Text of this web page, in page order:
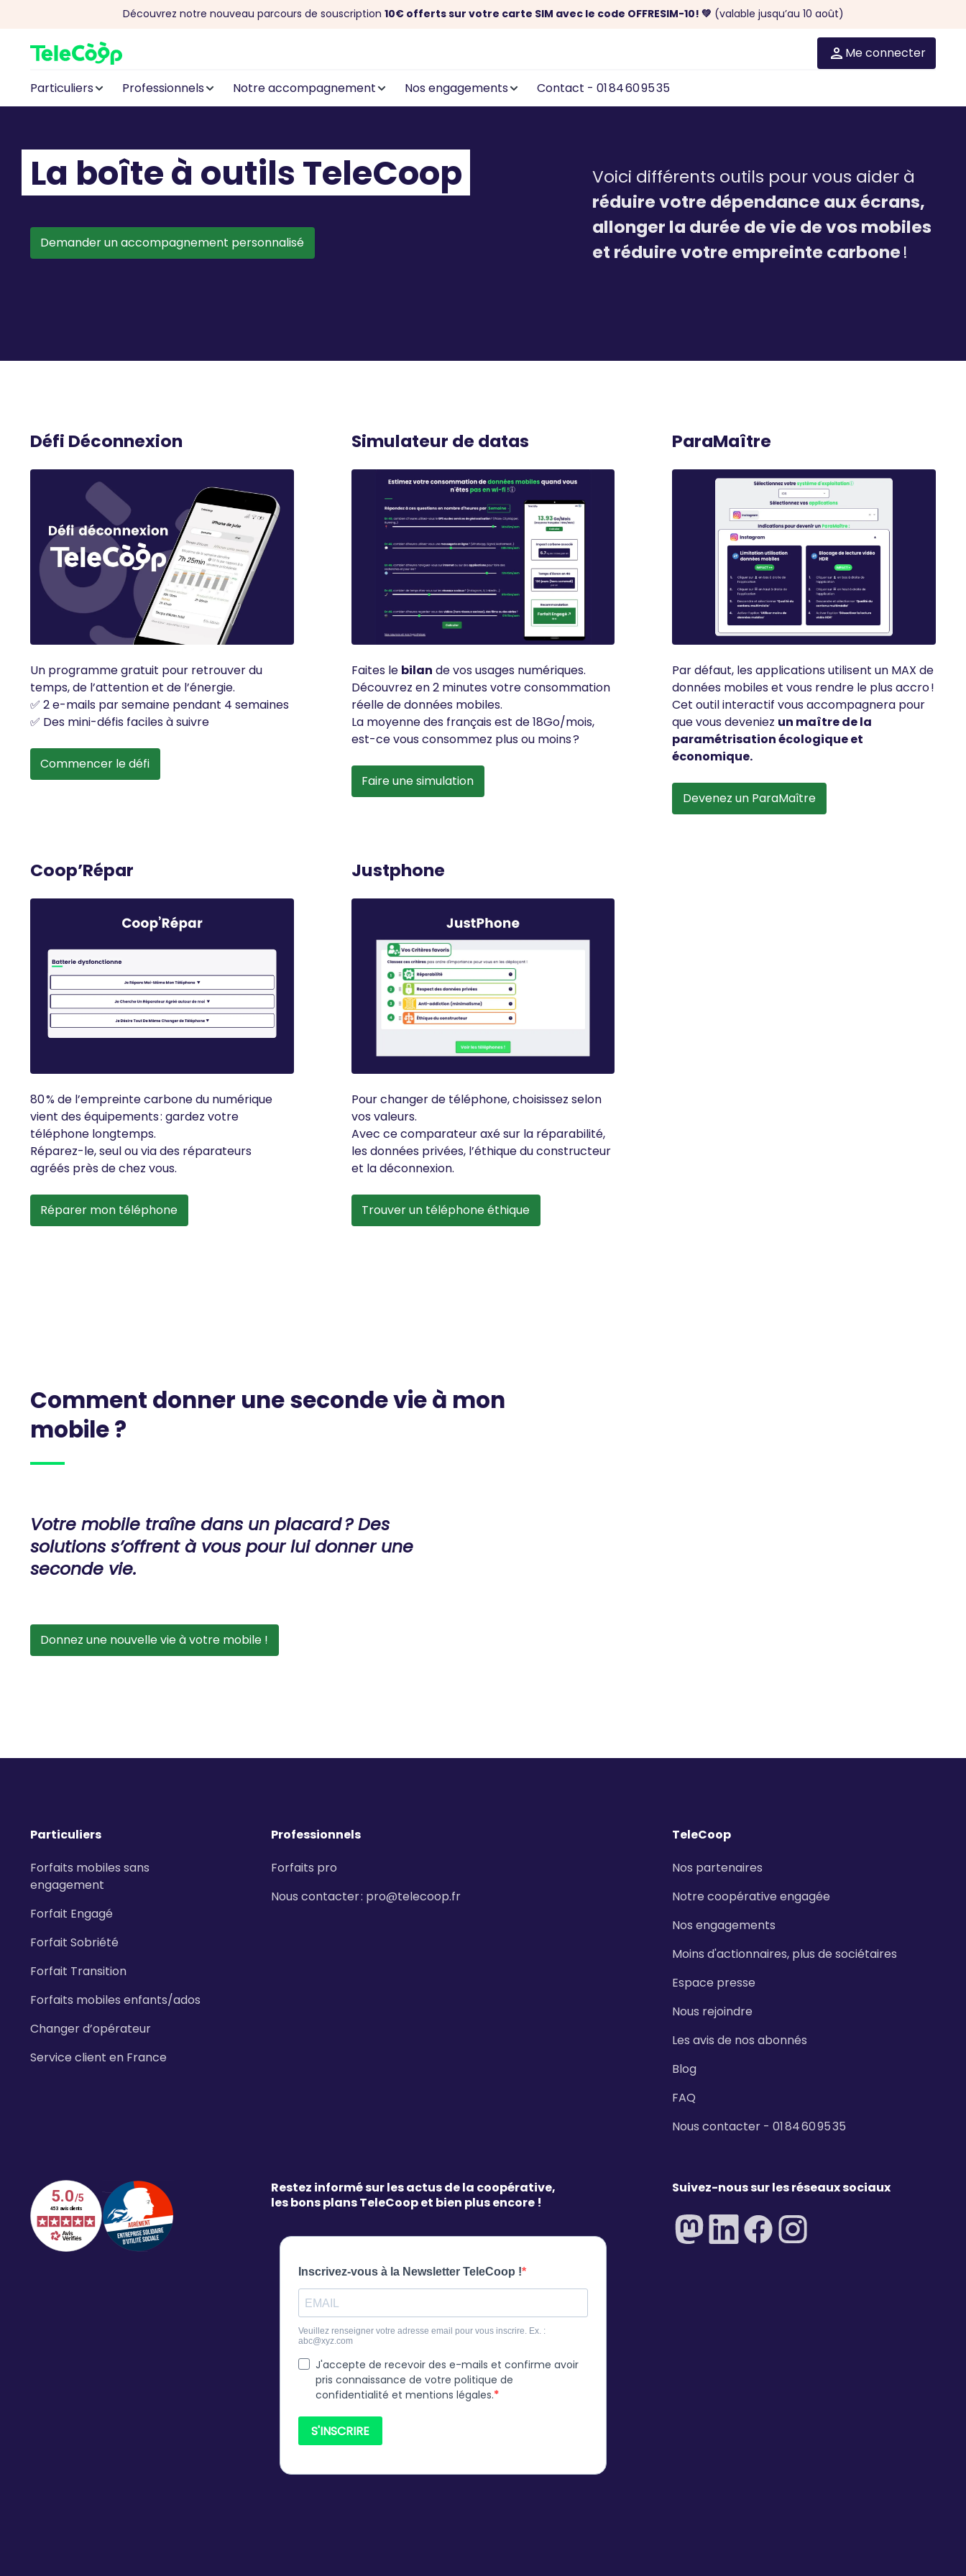
Découvrez notre nouveau parcours de souscription 10€ offerts sur votre carte SIM avec le code OFFRESIM-10! 💚 (valable jusqu’au 10 août)
Aller au contenu Me connecter
Particuliers Professionnels Notre accompagnement Nos engagements Contact - 01 84 60 95 35
La boîte à outils TeleCoop
Voici différents outils pour vous aider à
réduire votre dépendance aux écrans,
allonger la durée de vie de vos mobiles
et réduire votre empreinte carbone!
Demander un accompagnement personnalisé
Défi Déconnexion
Un programme gratuit pour retrouver du
temps, de l’attention et de l’énergie.
✅ 2 e-mails par semaine pendant 4 semaines
✅ Des mini-défis faciles à suivre
Commencer le défi
Simulateur de datas
Faites le bilan de vos usages numériques.
Découvrez en 2 minutes votre consommation
réelle de données mobiles.
La moyenne des français est de 18Go/mois,
est-ce vous consommez plus ou moins ?
Faire une simulation
ParaMaître
Par défaut, les applications utilisent un MAX de
données mobiles et vous rendre le plus accro !
Cet outil interactif vous accompagnera pour
que vous deveniez un maître de la
paramétrisation écologique et
économique.
Devenez un ParaMaître
Coop’Répar
80 % de l’empreinte carbone du numérique
vient des équipements : gardez votre
téléphone longtemps.
Réparez-le, seul ou via des réparateurs
agréés près de chez vous.
Réparer mon téléphone
Justphone
Pour changer de téléphone, choisissez selon
vos valeurs.
Avec ce comparateur axé sur la réparabilité,
les données privées, l’éthique du constructeur
et la déconnexion.
Trouver un téléphone éthique
Comment donner unesecondevieà mon
mobile?
Votre mobile traîne dans un placard ? Des
solutions s’offrent à vous pour lui donner une
seconde vie.
Donnez une nouvelle vie à votre mobile !
Particuliers
Forfaits mobiles sans
engagement
Forfait Engagé
Forfait Sobriété
Forfait Transition
Forfaits mobiles enfants/ados
Changer d’opérateur
Service client en France
Professionnels
Forfaits pro
Nous contacter: pro@telecoop.fr
TeleCoop
Nos partenaires
Notre coopérative engagée
Nos engagements
Moins d'actionnaires, plus de sociétaires
Espace presse
Nous rejoindre
Les avis de nos abonnés
Blog
FAQ
Nous contacter - 01 84 60 95 35
Restez informé sur les actus de la coopérative,
les bons plans TeleCoop et bien plus encore !
Suivez-nous sur les réseaux sociaux